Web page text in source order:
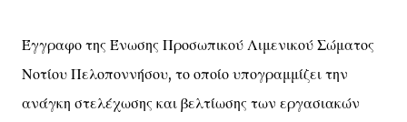
Έγγραφο της Ένωσης Προσωπικού Λιμενικού Σώματος
Νοτίου Πελοποννήσου, το οποίο υπογραμμίζει την
ανάγκη στελέχωσης και βελτίωσης των εργασιακών